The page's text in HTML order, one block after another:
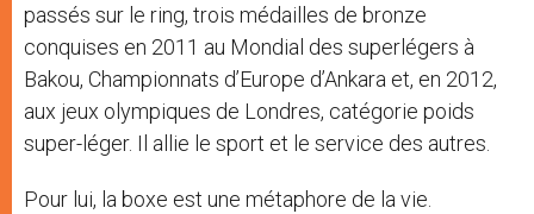
passés sur le ring, trois médailles de bronze
conquises en 2011 au Mondial des superlégers à
Bakou, Championnats d’Europe d’Ankara et, en 2012,
aux jeux olympiques de Londres, catégorie poids
super-léger. Il allie le sport et le service des autres.
Pour lui, la boxe est une métaphore de la vie.